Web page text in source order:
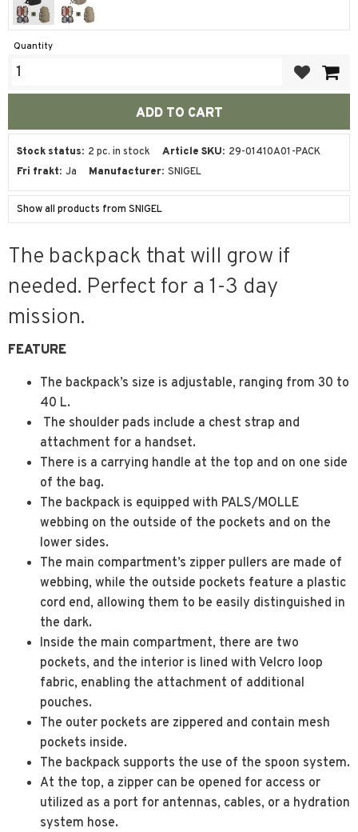
Quantity
Stock status 2 pc. in stock Article SKU
29-01410A01-PACK
Fri frakt Ja Manufacturer SNIGEL
Show all products from SNIGEL
The backpack that will grow if
needed. Perfect for a 1-3 day
mission.
FEATURE
The backpack’s size is adjustable, ranging from 30 to
40 L.
The shoulder pads include a chest strap and
attachment for a handset.
There is a carrying handle at the top and on one side
of the bag.
The backpack is equipped with PALS/MOLLE
webbing on the outside of the pockets and on the
lower sides.
The main compartment’s zipper pullers are made of
webbing, while the outside pockets feature a plastic
cord end, allowing them to be easily distinguished in
the dark.
Inside the main compartment, there are two
pockets, and the interior is lined with Velcro loop
fabric, enabling the attachment of additional
pouches.
The outer pockets are zippered and contain mesh
pockets inside.
The backpack supports the use of the spoon system.
At the top, a zipper can be opened for access or
utilized as a port for antennas, cables, or a hydration
system hose.